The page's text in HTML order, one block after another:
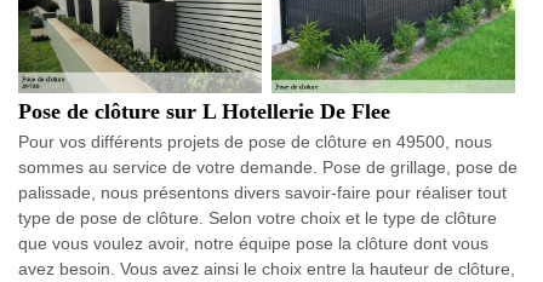
Pose de clôture sur L Hotellerie De Flee
Pour vos différents projets de pose de clôture en 49500, nous
sommes au service de votre demande. Pose de grillage, pose de
palissade, nous présentons divers savoir-faire pour réaliser tout
type de pose de clôture. Selon votre choix et le type de clôture
que vous voulez avoir, notre équipe pose la clôture dont vous
avez besoin. Vous avez ainsi le choix entre la hauteur de clôture,